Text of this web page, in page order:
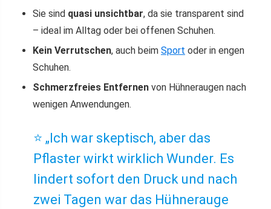
Sie sind quasi unsichtbar, da sie transparent sind
– ideal im Alltag oder bei offenen Schuhen.
Kein Verrutschen, auch beim Sport oder in engen
Schuhen.
Schmerzfreies Entfernen von Hühneraugen nach
wenigen Anwendungen.
⭐️ „Ich war skeptisch, aber das
Pflaster wirkt wirklich Wunder. Es
lindert sofort den Druck und nach
zwei Tagen war das Hühnerauge